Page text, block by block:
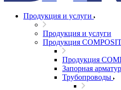
Продукция и услуги
Продукция и услуги
Продукция
Продукция
Запорная
Трубопроводы